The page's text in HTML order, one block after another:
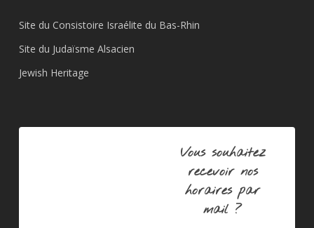
Site du Consistoire Israélite du Bas-Rhin
Site du Judaïsme Alsacien
Jewish Heritage
Vous souhaitez
recevoir nos
horaires par
mail ?